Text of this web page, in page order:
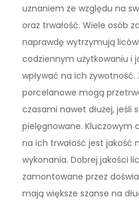
uznaniem ze względu na
oraz trwałość. Wiele osób
naprawdę wytrzymują
codziennym użytkowaniu i
wpływać na ich żywotność.
porcelanowe mogą
czasami nawet dłużej, jeśli
pielęgnowane. Kluczowym
na ich trwałość jest jakość
wykonania. Dobrej jakości
zamontowane przez
mają większe szanse na